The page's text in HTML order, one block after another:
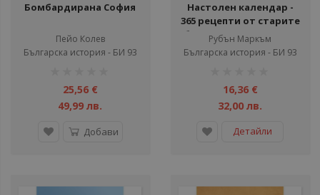
Бомбардирана София
Пейо Колев
Българска история - БИ 93
25,56 €
49,99 лв.
Добави
Настолен календар -
365 рецепти от старите
български книги - 2025
Рубън Маркъм
Българска история - БИ 93
16,36 €
32,00 лв.
Детайли